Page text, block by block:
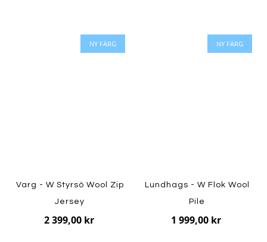
NY FÄRG
Varg - W Styrsö Wool Zip
Jersey
2 399,00 kr
NY FÄRG
Lundhags - W Flok Wool
Pile
1 999,00 kr